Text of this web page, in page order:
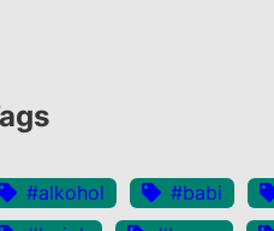
#alkohol #babi